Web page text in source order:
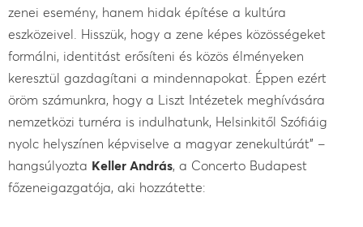
zenei esemény, hanem hidak építése a kultúra
eszközeivel. Hisszük, hogy a zene képes közösségeket
formálni, identitást erősíteni és közös élményeken
keresztül gazdagítani a mindennapokat. Éppen ezért
öröm számunkra, hogy a Liszt Intézetek meghívására
nemzetközi turnéra is indulhatunk, Helsinkitől Szófiáig
nyolc helyszínen képviselve a magyar zenekultúrát” –
hangsúlyozta Keller András, a Concerto Budapest
főzeneigazgatója, aki hozzátette: